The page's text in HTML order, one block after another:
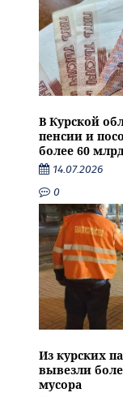
В Курской
пенсии и
более 60
14.07.2026
0
Из курских
вывезли
мусора